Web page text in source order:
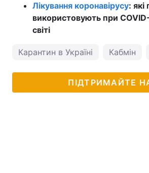
Лікування коронавірусу:
використовують при COVID-
світі
Карантин в Україні Кабмін
ПІДТРИМАЙТЕ